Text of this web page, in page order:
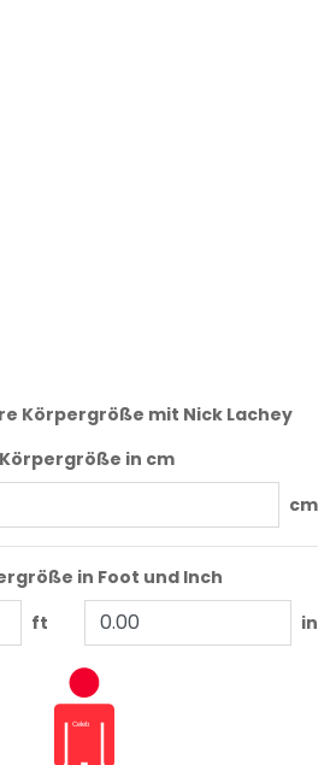
Körpergröße mit Nick Lachey
in cm
cm
in Foot und Inch
ft
in